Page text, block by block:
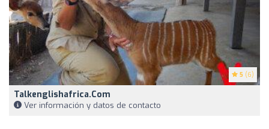
5 (6)
Talkenglishafrica.com
Ver información y datos de contacto